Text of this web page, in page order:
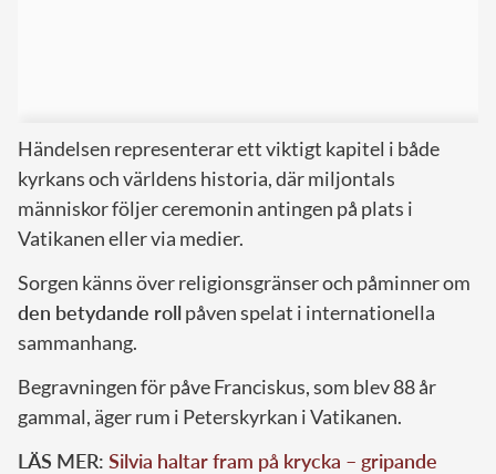
Händelsen representerar ett viktigt kapitel i både
kyrkans och världens historia, där miljontals
människor följer ceremonin antingen på plats i
Vatikanen eller via medier.
Sorgen känns över religionsgränser och påminner om
den betydande rollpåven spelat i internationella
sammanhang.
Begravningen för påve Franciskus, som blev 88 år
gammal, äger rum i Peterskyrkan i Vatikanen.
LÄS MER: Silvia haltar fram på krycka – gripande